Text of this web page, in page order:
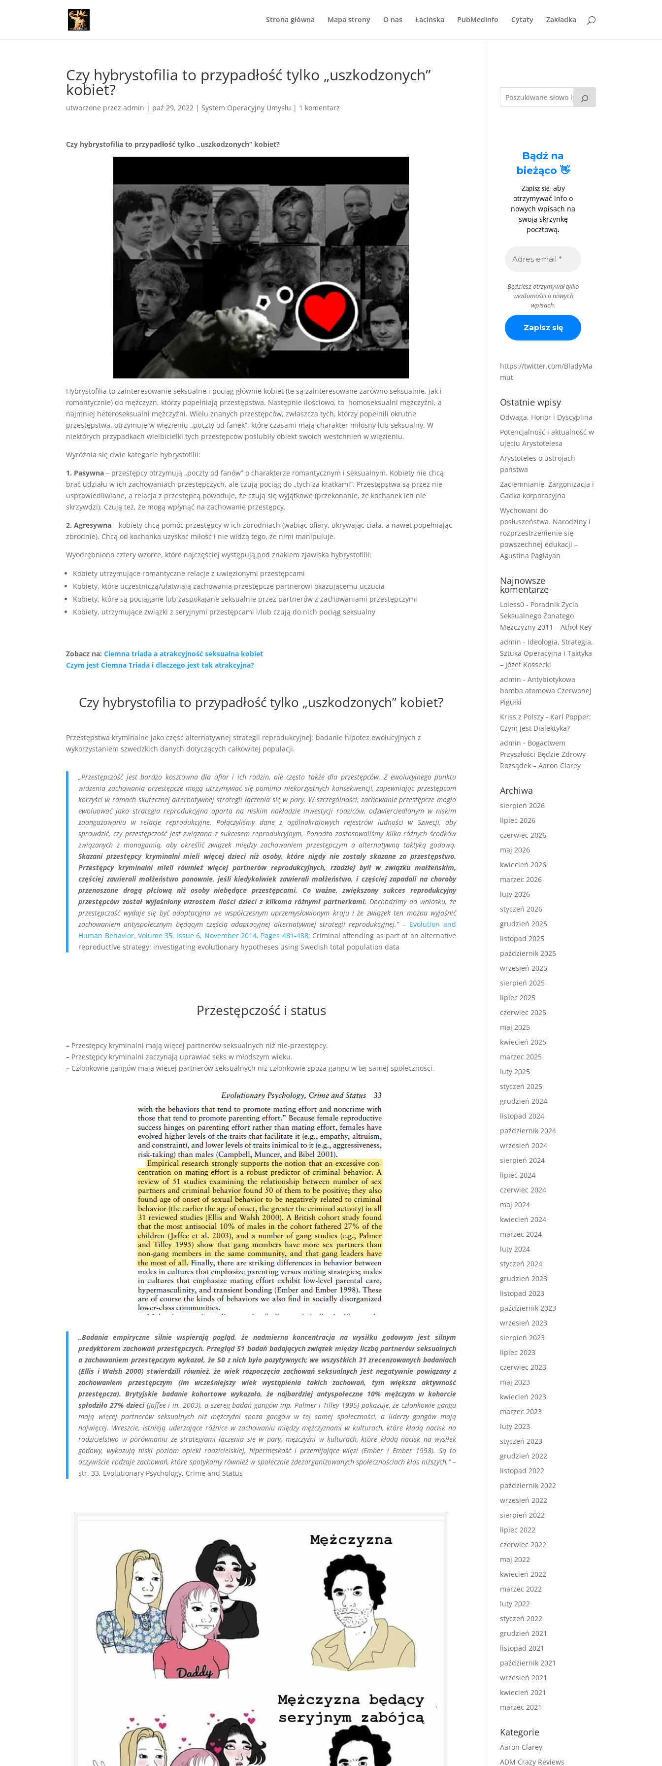
Strona główna Mapa strony O nas Łacińska PubMedInfo Cytaty Zakładka
Czy hybrystofilia to przypadłość tylko „uszkodzonych”
kobiet?
utworzone przezadmin | paź 29, 2022 |System Operacyjny Umysłu | 1 komentarz
Czy hybrystofilia to przypadłość tylko „uszkodzonych” kobiet?
Hybrystofilia to zainteresowanie seksualne i pociąg głównie kobiet (te są zainteresowane zarówno seksualnie, jak i
romantycznie) do mężczyzn, którzy popełniają przestępstwa. Następnie ilościowo, to homoseksualni mężczyźni, a
najmniej heteroseksualni mężczyźni. Wielu znanych przestępców, zwłaszcza tych, którzy popełnili okrutne
przestępstwa, otrzymuje w więzieniu „poczty od fanek”, które czasami mają charakter miłosny lub seksualny. W
niektórych przypadkach wielbicielki tych przestępców poślubiły obiekt swoich westchnień w więzieniu.
Wyróżnia się dwie kategorie hybrystofilii:
1. Pasywna – przestępcy otrzymują „poczty od fanów” o charakterze romantycznym i seksualnym. Kobiety nie chcą
brać udziału w ich zachowaniach przestępczych, ale czują pociąg do „tych za kratkami”. Przestępstwa są przez nie
usprawiedliwiane, a relacja z przestępcą powoduje, że czują się wyjątkowe (przekonanie, że kochanek ich nie
skrzywdzi). Czują też, że mogą wpłynąć na zachowanie przestępcy.
2. Agresywna – kobiety chcą pomóc przestępcy w ich zbrodniach (wabiąc ofiary, ukrywając ciała, a nawet popełniając
zbrodnie). Chcą od kochanka uzyskać miłość i nie widzą tego, że nimi manipuluje.
Wyodrębniono cztery wzorce, które najczęściej występują pod znakiem zjawiska hybrystofilii:
Kobiety utrzymujące romantyczne relacje z uwięzionymi przestępcami
Kobiety, które uczestniczą/ułatwiają zachowania przestępcze partnerowi okazującemu uczucia
Kobiety, które są pociągane lub zaspokajane seksualnie przez partnerów z zachowaniami przestępczymi
Kobiety, utrzymujące związki z seryjnymi przestępcami i/lub czują do nich pociąg seksualny
Zobacz na:Ciemna triada a atrakcyjność seksualna kobiet
Czym jest Ciemna Triada i dlaczego jest tak atrakcyjna?
Czy hybrystofilia to przypadłość tylko „uszkodzonych” kobiet?
Przestępstwa kryminalne jako część alternatywnej strategii reprodukcyjnej: badanie hipotez ewolucyjnych z
wykorzystaniem szwedzkich danych dotyczących całkowitej populacji.
„Przestępczość jest bardzo kosztowna dla ofiar i ich rodzin, ale często także dla przestępców. Z ewolucyjnego punktu
widzenia zachowania przestępcze mogą utrzymywać się pomimo niekorzystnych konsekwencji, zapewniając przestępcom
korzyści w ramach skutecznej alternatywnej strategii łączenia się w pary. W szczególności, zachowanie przestępcze mogło
ewoluować jako strategia reprodukcyjna oparta na niskim nakładzie inwestycji rodziców, odzwierciedlonym w niskim
zaangażowaniu w relacje reprodukcyjne. Połączyliśmy dane z ogólnokrajowych rejestrów ludności w Szwecji, aby
sprawdzić, czy przestępczość jest związana z sukcesem reprodukcyjnym. Ponadto zastosowaliśmy kilka różnych środków
związanych z monogamią, aby określić związek między zachowaniem przestępczym a alternatywną taktyką godową.
Skazani przestępcy kryminalni mieli więcej dzieci niż osoby, które nigdy nie zostały skazane za przestępstwo.
Przestępcy kryminalni mieli również więcej partnerów reprodukcyjnych, rzadziej byli w związku małżeńskim,
częściej zawierali małżeństwo ponownie, jeśli kiedykolwiek zawierali małżeństwo, i częściej zapadali na choroby
przenoszone drogą płciową niż osoby niebędące przestępcami. Co ważne, zwiększony sukces reprodukcyjny
przestępców został wyjaśniony wzrostem ilości dzieci z kilkoma różnymi partnerkami. Dochodzimy do wniosku, że
przestępczość wydaje się być adaptacyjna we współczesnym uprzemysłowionym kraju i że związek ten można wyjaśnić
zachowaniem antyspołecznym będącym częścią adaptacyjnej alternatywnej strategii reprodukcyjnej.”– Evolution and
Human Behavior, Volume 35, Issue 6, November 2014, Pages 481-488; Criminal offending as part of an alternative
reproductive strategy: investigating evolutionary hypotheses using Swedish total population data
Przestępczość i status
– Przestępcy kryminalni mają więcej partnerów seksualnych niż nie-przestępcy.
– Przestępcy kryminalni zaczynają uprawiać seks w młodszym wieku.
– Członkowie gangów mają więcej partnerów seksualnych niż członkowie spoza gangu w tej samej społeczności.
„Badania empiryczne silnie wspierają pogląd, że nadmierna koncentracja na wysiłku godowym jest silnym
predyktorem zachowań przestępczych. Przegląd 51 badań badających związek między liczbą partnerów seksualnych
a zachowaniem przestępczym wykazał, że 50 z nich było pozytywnych; we wszystkich 31 zrecenzowanych badaniach
(Ellis i Walsh 2000) stwierdzili również, że wiek rozpoczęcia zachowań seksualnych jest negatywnie powiązany z
zachowaniem przestępczym (im wcześniejszy wiek wystąpienia takich zachowań, tym większa aktywność
przestępcza). Brytyjskie badanie kohortowe wykazało, że najbardziej antyspołeczne 10% mężczyzn w kohorcie
spłodziło 27% dzieci (Jaffee i in. 2003), a szereg badań gangów (np. Palmer i Tilley 1995) pokazuje, że członkowie gangu
mają więcej partnerów seksualnych niż mężczyźni spoza gangów w tej samej społeczności, a liderzy gangów mają
najwięcej. Wreszcie, istnieją uderzające różnice w zachowaniu między mężczyznami w kulturach, które kładą nacisk na
rodzicielstwo w porównaniu ze strategiami łączenia się w pary; mężczyźni w kulturach, które kładą nacisk na wysiłek
godowy, wykazują niski poziom opieki rodzicielskiej, hipermęskość i przemijające więzi (Ember i Ember 1998). Są to
oczywiście rodzaje zachowań, które spotykamy również w społecznie zdezorganizowanych społecznościach klas niższych.”–
str. 33, Evolutionary Psychology, Crime and Status
Bądź na
bieżąco 👋
Zapisz się, aby
otrzymywać info o
nowych wpisach na
swoją skrzynkę
pocztową.
Będziesz otrzymywał tylko
wiadomości o nowych
wpisach.
https://twitter.com/BladyMa
mut
Ostatnie wpisy
Odwaga, Honor i Dyscyplina
Potencjalność i aktualność w
ujęciu Arystotelesa
Arystoteles o ustrojach
państwa
Zaciemnianie, Żargonizacja i
Gadka korporacyjna
Wychowani do
posłuszeństwa. Narodziny i
rozprzestrzenienie się
powszechnej edukacji –
Agustina Paglayan
Najnowsze
komentarze
Loless0 - Poradnik Życia
Seksualnego Żonatego
Mężczyzny 2011 – Athol Key
admin - Ideologia, Strategia,
Sztuka Operacyjna i Taktyka
– Józef Kossecki
admin -Antybiotykowa
bomba atomowa Czerwonej
Pigułki
Kriss z Polszy - Karl Popper:
Czym Jest Dialektyka?
admin - Bogactwem
Przyszłości Będzie Zdrowy
Rozsądek – Aaron Clarey
Archiwa
sierpień 2026
lipiec 2026
czerwiec 2026
maj 2026
kwiecień 2026
marzec 2026
luty 2026
styczeń 2026
grudzień 2025
listopad 2025
październik 2025
wrzesień 2025
sierpień 2025
lipiec 2025
czerwiec 2025
maj 2025
kwiecień 2025
marzec 2025
luty 2025
styczeń 2025
grudzień 2024
listopad 2024
październik 2024
wrzesień 2024
sierpień 2024
lipiec 2024
czerwiec 2024
maj 2024
kwiecień 2024
marzec 2024
luty 2024
styczeń 2024
grudzień 2023
listopad 2023
październik 2023
wrzesień 2023
sierpień 2023
lipiec 2023
czerwiec 2023
maj 2023
kwiecień 2023
marzec 2023
luty 2023
styczeń 2023
grudzień 2022
listopad 2022
październik 2022
wrzesień 2022
sierpień 2022
lipiec 2022
czerwiec 2022
maj 2022
kwiecień 2022
marzec 2022
luty 2022
styczeń 2022
grudzień 2021
listopad 2021
październik 2021
wrzesień 2021
kwiecień 2021
marzec 2021
Kategorie
Aaron Clarey
ADM Crazy Reviews